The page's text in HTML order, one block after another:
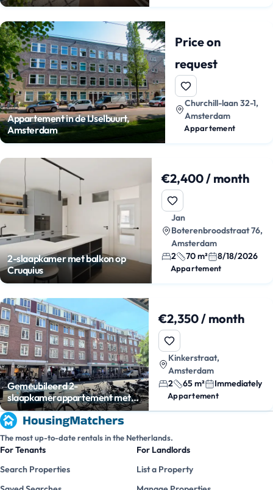
Appartement in de IJselbuurt,
Amsterdam
Price on
request
Churchill-laan 32-1,
Amsterdam
Appartement
2-slaapkamer met balkon op
Cruquius
€2,400 / month
Jan
Boterenbroodstraat 76,
Amsterdam
2
70 m² 8/18/2026
Appartement
Gemeubileerd 2-
slaapkamerappartement met
balkon
€2,350 / month
Kinkerstraat,
Amsterdam
2
65 m² Immediately
Appartement
The most up-to-date rentals in the Netherlands.
For Tenants
Search Properties
For Landlords
List a Property